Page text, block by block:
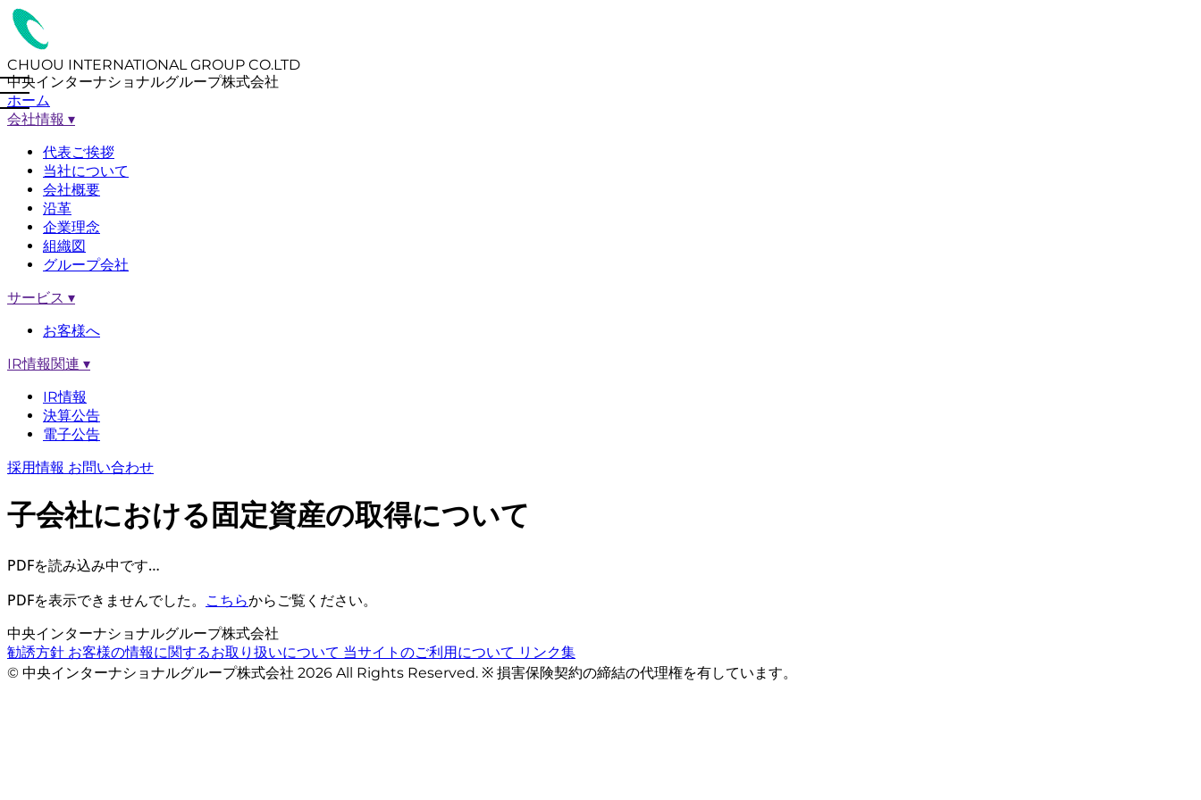
CHUOU INTERNATIONAL GROUP CO.LTD
中央インターナショナルグループ株式会社
ホーム
会社情報 ▾
代表ご挨拶
当社について
会社概要
沿革
企業理念
組織図
グループ会社
サービス ▾
お客様へ
IR情報関連 ▾
IR情報
決算公告
電子公告
採用情報 お問い合わせ
子会社における固定資産の取得について
PDFを読み込み中です…
PDFを表示できませんでした。 こちらからご覧ください。
中央インターナショナルグループ株式会社
勧誘方針 お客様の情報に関するお取り扱いについて 当サイトのご利用について リンク集
© 中央インターナショナルグループ株式会社 2026 All Rights Reserved. ※ 損害保険契約の締結の代理権を有しています。